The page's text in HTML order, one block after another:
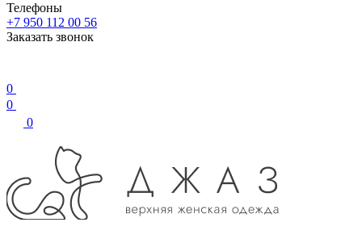
Телефоны
+7 950 112 00 56
Заказать звонок
0
0
0